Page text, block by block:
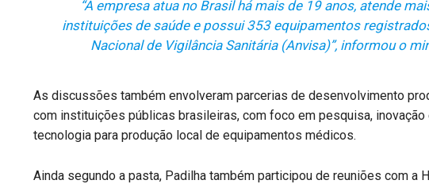
“A empresa atua no Brasil há mais de 19 anos, atende
instituições de saúde e possui 353 equipamentos
Nacional de Vigilância Sanitária (Anvisa)”, informou o
As discussões também envolveram parcerias de desenvolvimento
com instituições públicas brasileiras, com foco em pesquisa,
tecnologia para produção local de equipamentos médicos.
Ainda segundo a pasta, Padilha também participou de reuniões com a